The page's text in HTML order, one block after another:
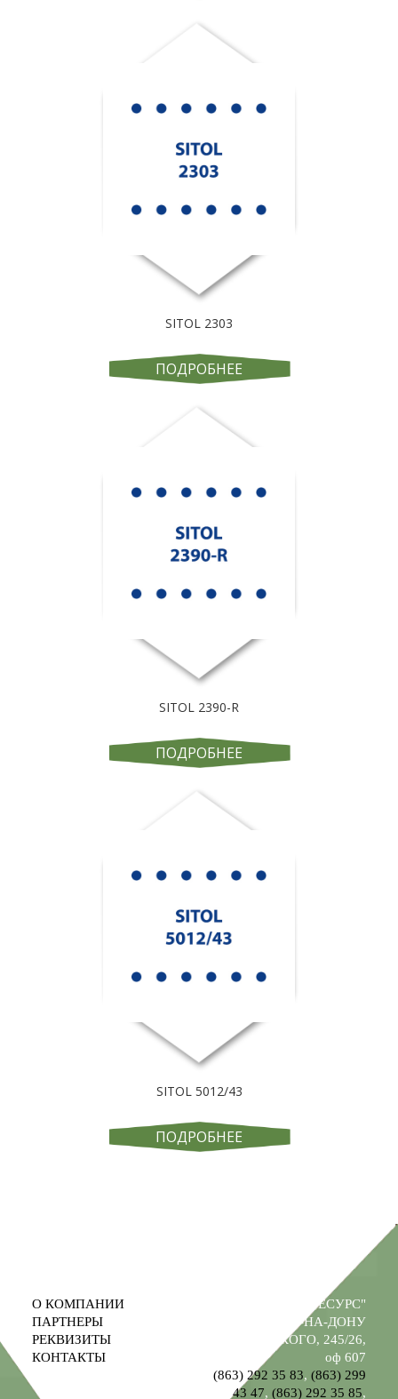
SITOL 2303
ПОДРОБНЕЕ
SITOL 2390-R
ПОДРОБНЕЕ
SITOL 5012/43
ПОДРОБНЕЕ
О КОМПАНИИ
ПАРТНЕРЫ
РЕКВИЗИТЫ
КОНТАКТЫ
ООО "ПРОМРЕСУРС"
РОСТОВ-НА-ДОНУ
УЛ. М. ГОРЬКОГО, 245/26,
оф 607
(863) 292 35 83,(863) 299
43 47,(863) 292 35 85,